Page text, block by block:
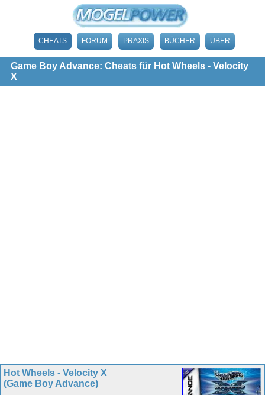
CHEATS FORUM PRAXIS BÜCHER ÜBER
Game Boy Advance: Cheats für Hot Wheels - Velocity
X
Hot Wheels - Velocity X
(Game Boy Advance)